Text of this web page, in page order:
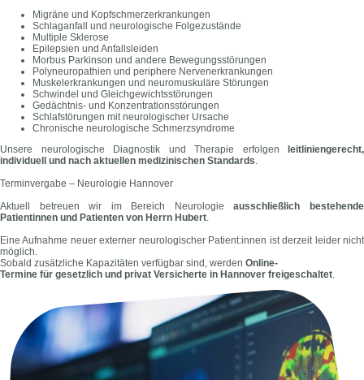
Migräne und Kopfschmerzerkrankungen
Schlaganfall und neurologische Folgezustände
Multiple Sklerose
Epilepsien und Anfallsleiden
Morbus Parkinson und andere Bewegungsstörungen
Polyneuropathien und periphere Nervenerkrankungen
Muskelerkrankungen und neuromuskuläre Störungen
Schwindel und Gleichgewichtsstörungen
Gedächtnis- und Konzentrationsstörungen
Schlafstörungen mit neurologischer Ursache
Chronische neurologische Schmerzsyndrome
Unsere neurologische Diagnostik und Therapie erfolgen
leitliniengerecht,
individuell und nach aktuellen medizinischen Standards.
Terminvergabe – Neurologie Hannover
Aktuell betreuen wir im Bereich Neurologieausschließlich bestehende
Patientinnen und Patienten von Herrn Hubert.
Eine Aufnahme neuer externer neurologischer Patient:innen ist derzeit leider nicht
möglich.
Sobald zusätzliche Kapazitäten verfügbar sind, werden Online-
Termine für gesetzlich und privat Versicherte in Hannover freigeschaltet.